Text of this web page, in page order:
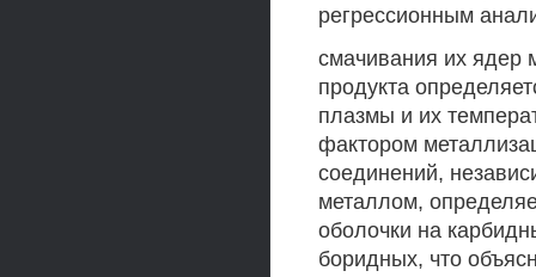
регрессионным
смачивания их ядер
продукта
плазмы и их
фактором
соединений,
металлом,
оболочки на
боридных, что